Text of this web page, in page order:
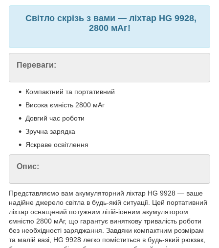
Світло скрізь з вами — ліхтар HG 9928,
2800 мАг!
Переваги:
Компактний та портативний
Висока ємність 2800 мАг
Довгий час роботи
Зручна зарядка
Яскраве освітлення
Опис:
Представляємо вам акумуляторний ліхтар HG 9928 — ваше
надійне джерело світла в будь-якій ситуації. Цей портативний
ліхтар оснащений потужним літій-іонним акумулятором
ємністю 2800 мАг, що гарантує виняткову тривалість роботи
без необхідності заряджання. Завдяки компактним розмірам
та малій вазі, HG 9928 легко поміститься в будь-який рюкзак,